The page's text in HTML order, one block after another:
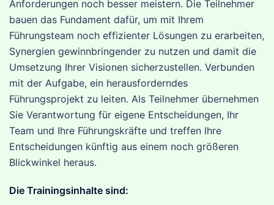
Anforderungen noch besser meistern. Die Teilnehmer
bauen das Fundament dafür, um mit Ihrem
Führungsteam noch effizienter Lösungen zu erarbeiten,
Synergien gewinnbringender zu nutzen und damit die
Umsetzung Ihrer Visionen sicherzustellen. Verbunden
mit der Aufgabe, ein herausforderndes
Führungsprojekt zu leiten. Als Teilnehmer übernehmen
Sie Verantwortung für eigene Entscheidungen, Ihr
Team und Ihre Führungskräfte und treffen Ihre
Entscheidungen künftig aus einem noch größeren
Blickwinkel heraus.
Die Trainingsinhalte sind: